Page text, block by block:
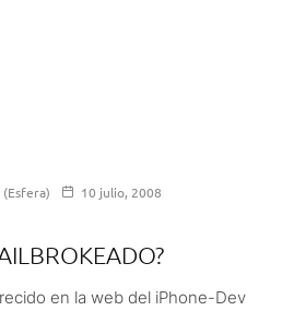
10 julio, 2008
en la web del iPhone-Dev